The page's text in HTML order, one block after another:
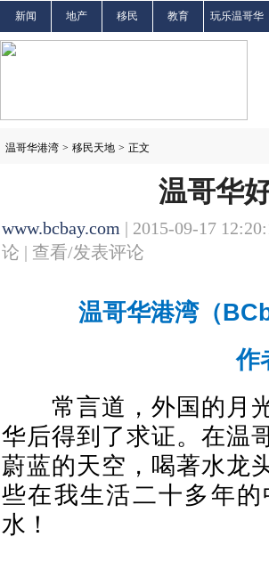
新闻 地产 移民 教育 玩乐温哥华
温哥华港湾 > 移民天地 > 正文
温哥华
www.bcbay.com | 2015-09-17
论 | 查看/发表评论
温哥华港湾（
作
常言道，外国的月光
华后得到了求证。在温
蔚蓝的天空，喝著水龙
些在我生活二十多年
水！